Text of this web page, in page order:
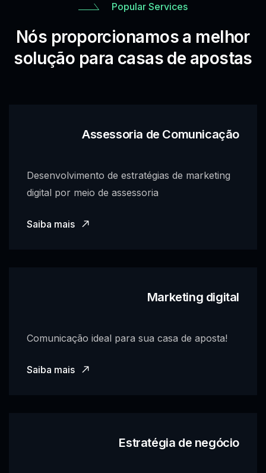
Popular Services
Nós proporcionamos a melhor
solução para casas de apostas
Assessoria de Comunicação
Desenvolvimento de estratégias de marketing
digital por meio de assessoria
Saiba mais
Marketing digital
Comunicação ideal para sua casa de aposta!
Saiba mais
Estratégia de negócio